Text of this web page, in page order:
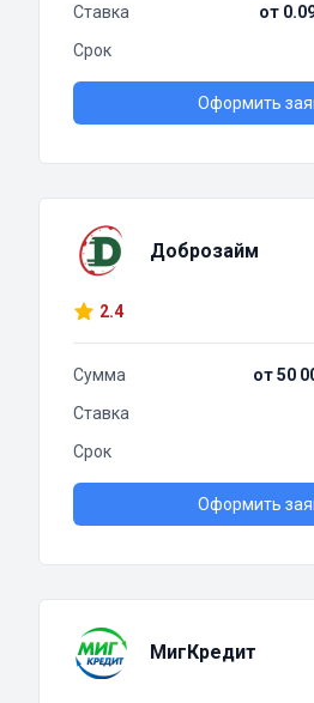
Ставка
от
Срок
Оформить
Доброзайм
2.4
Сумма
от 50
Ставка
Срок
Оформить
МигКредит